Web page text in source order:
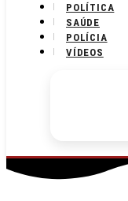
POLÍTICA
SAÚDE
POLÍCIA
VÍDEOS